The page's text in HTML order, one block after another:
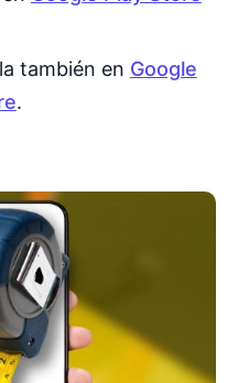
también en Google
.